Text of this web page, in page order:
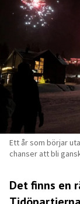
Ett år som börjar
chanser att bli
Det finns en